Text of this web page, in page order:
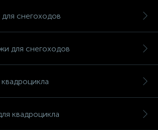
снегоходов
для снегоходов
квадроцикла